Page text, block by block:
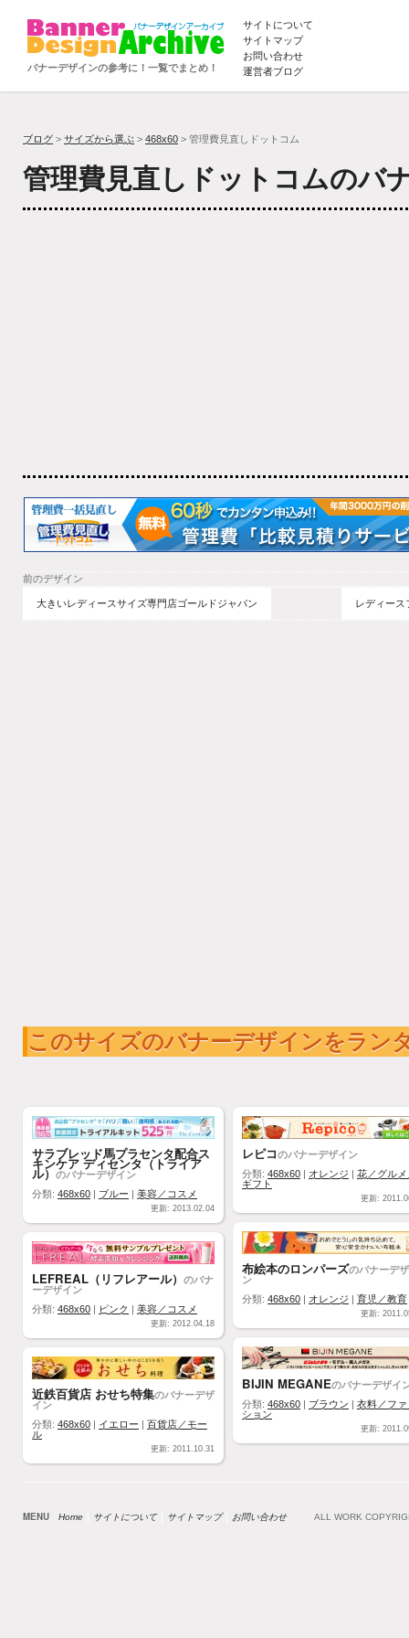
バナーデザインの参考に！一覧でまとめ！
サイトについて
サイトマップ
お問い合わせ
運営者ブログ
ブログ > サイズから選ぶ > 468x60 > 管理費見直しドットコム
管理費見直しドットコムのバ
前のデザイン
大きいレディースサイズ専門店ゴールドジャパン レディース
このサイズのバナーデザインをラン
サラブレッド馬プラセンタ配合ス
キンケア ディセンタ（トライア
ル） のバナーデザイン
分類: 468x60 ブルー 美容／コスメ
更新: 2013.02.04
レピコのバナーデザイン
分類: 468x60 オレンジ
花／グルメ
ギフト
更新:
布絵本のロンパーズのバナーデ
ン
分類: 468x60 オレンジ 育児／教育
更新:
LEFREAL（リフレアール） のバナ
ーデザイン
分類: 468x60 ピンク 美容／コスメ
更新: 2012.04.18
BIJIN MEGANEのバナーデザイ
分類: 468x60 ブラウン
衣料／ファ
ション
更新:
近鉄百貨店 おせち特集のバナーデザ
イン
分類: 468x60 イエロー
百貨店／モー
ル
更新: 2011.10.31
MENU Home サイトについて サイトマップ お問い合わせ ALL WORK